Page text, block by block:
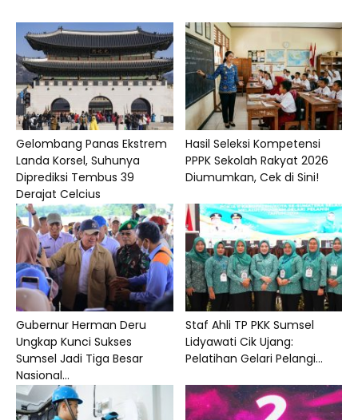
Gelombang Panas Ekstrem
Landa Korsel, Suhunya
Diprediksi Tembus 39
Derajat Celcius
Hasil Seleksi Kompetensi
PPPK Sekolah Rakyat 2026
Diumumkan, Cek di Sini!
Gubernur Herman Deru
Ungkap Kunci Sukses
Sumsel Jadi Tiga Besar
Nasional...
Staf Ahli TP PKK Sumsel
Lidyawati Cik Ujang:
Pelatihan Gelari Pelangi...